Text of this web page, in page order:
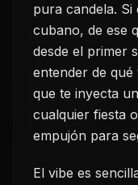
pura candela.
cubano, de ese
desde el primer
entender de qué
que te inyecta
cualquier fiesta
empujón para
El vibe es